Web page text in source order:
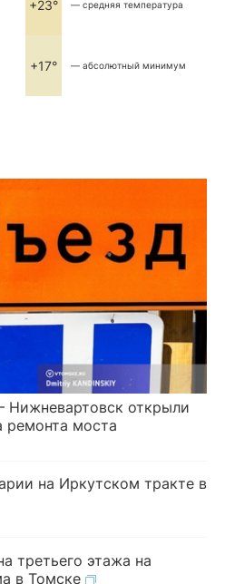
+23° — средняя температура
+17° — абсолютный минимум
открыли
ремонта моста
на Иркутском тракте в
третьего этажа на
в Томске